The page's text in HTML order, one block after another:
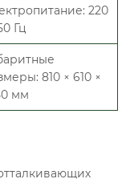
220
Гц
810 × 610 ×
мм